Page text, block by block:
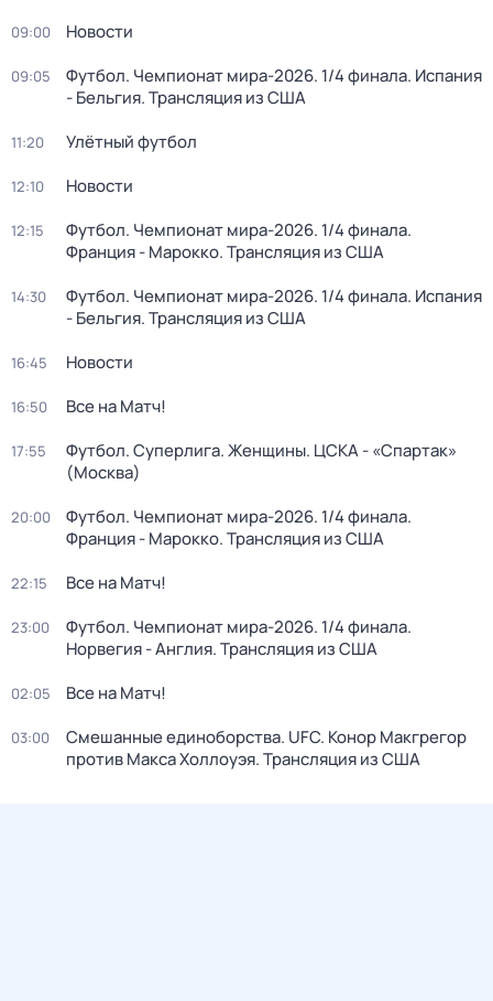
09:00 Новости
09:05
Футбол. Чемпионат мира-2026. 1/4 финала. Испания
- Бельгия. Трансляция из США
11:20 Улётный футбол
12:10 Новости
12:15
Футбол. Чемпионат мира-2026. 1/4 финала.
Франция - Марокко. Трансляция из США
14:30
Футбол. Чемпионат мира-2026. 1/4 финала. Испания
- Бельгия. Трансляция из США
16:45 Новости
16:50 Все на Матч!
17:55
Футбол. Суперлига. Женщины. ЦСКА - «Спартак»
(Москва)
20:00
Футбол. Чемпионат мира-2026. 1/4 финала.
Франция - Марокко. Трансляция из США
22:15 Все на Матч!
23:00
Футбол. Чемпионат мира-2026. 1/4 финала.
Норвегия - Англия. Трансляция из США
02:05 Все на Матч!
03:00
Смешанные единоборства. UFC. Конор Макгрегор
против Макса Холлоуэя. Трансляция из США